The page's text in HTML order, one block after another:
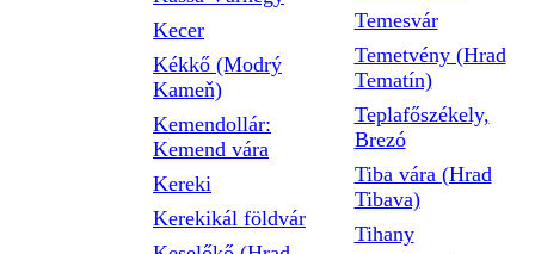
Kecer
Kékkő (Modrý
Kameň)
Kemendollár:
Kemend vára
Kereki
Kerekikál földvár
Temesvár
Temetvény (Hrad
Tematín)
Teplafőszékely,
Brezó
Tiba vára (Hrad
Tibava)
Tihany